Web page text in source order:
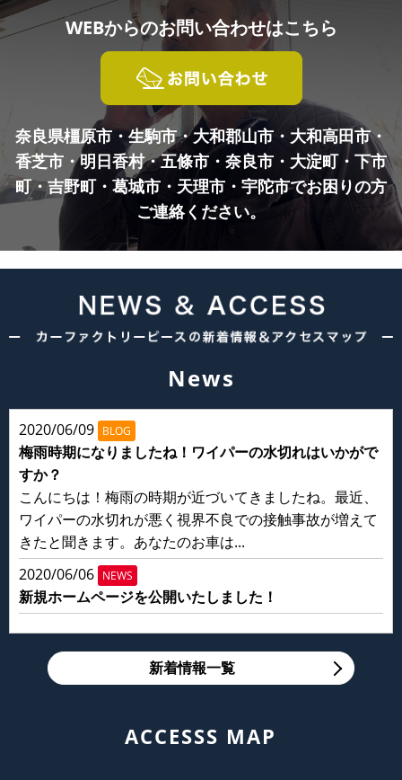
WEBからのお問い合わせはこちら
奈良県橿原市・生駒市・大和郡山市・大和高田市・
香芝市・明日香村・五條市・奈良市・ 大淀町・下市
町・吉野町・葛城市・天理市・宇陀市でお困りの方
ご連絡ください。
News
2020/06/09 BLOG
梅雨時期になりましたね！ワイパーの水切れはいかがで
すか？
こんにちは！梅雨の時期が近づいてきましたね。最近、
ワイパーの水切れが悪く視界不良での接触事故が増えて
きたと聞きます。あなたのお車は...
2020/06/06 NEWS
新規ホームページを公開いたしました！
新着情報一覧
ACCESSS MAP